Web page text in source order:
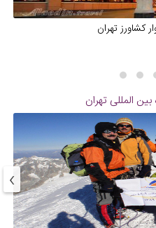
کشاورز تهران
المللی تهران
›